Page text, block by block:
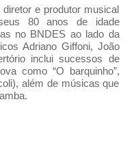
e produtor musical
80 anos de idade
no BNDES ao lado da
Adriano Giffoni, João
inclui sucessos de
como “O barquinho”,
além de músicas que